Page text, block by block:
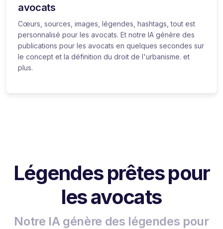
avocats
Cœurs, sources, images, légendes, hashtags, tout est
personnalisé pour les avocats. Et notre IA génère des
publications pour les avocats en quelques secondes sur
le concept et la définition du droit de l'urbanisme. et
plus.
Légendes prêtes pour
les avocats
Notre IA génère des légendes pour